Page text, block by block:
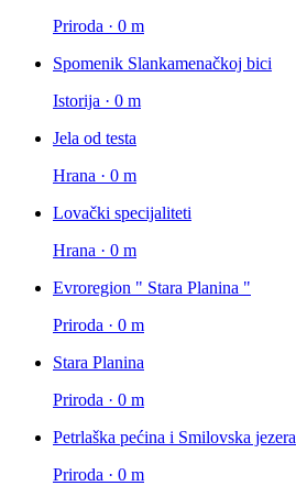
Priroda · 0 m
Spomenik Slankamenačkoj bici
Istorija · 0 m
Jela od testa
Hrana · 0 m
Lovački specijaliteti
Hrana · 0 m
Evroregion " Stara Planina "
Priroda · 0 m
Stara Planina
Priroda · 0 m
Petrlaška pećina i Smilovska jezera
Priroda · 0 m